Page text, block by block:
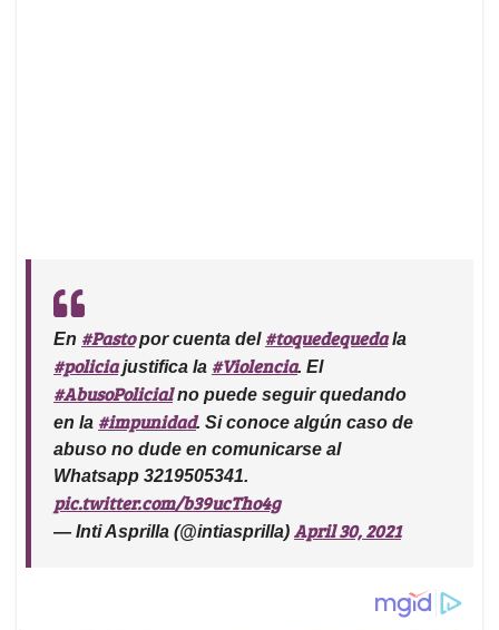
En #Pastopor cuenta del #toquedequedala
#policiajustifica la #Violencia. El
#AbusoPolicialno puede seguir quedando
en la #impunidad. Si conoce algún caso de
abuso no dude en comunicarse al
Whatsapp 3219505341.
pic.twitter.com/b39ucTho4g
— Inti Asprilla (@intiasprilla) April 30, 2021